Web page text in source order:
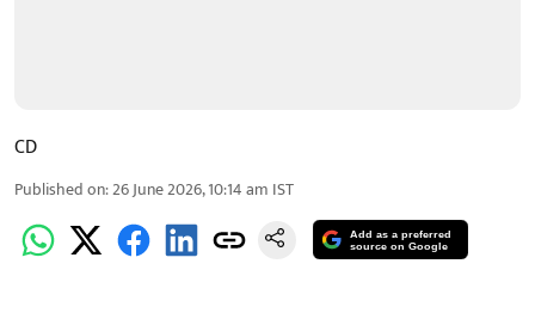
CD
Published on:26 June 2026, 10:14 am IST
Add as a preferred
source on Google